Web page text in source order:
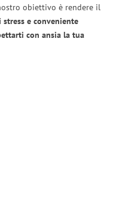
obiettivo è rendere il
e conveniente
con ansia la tua